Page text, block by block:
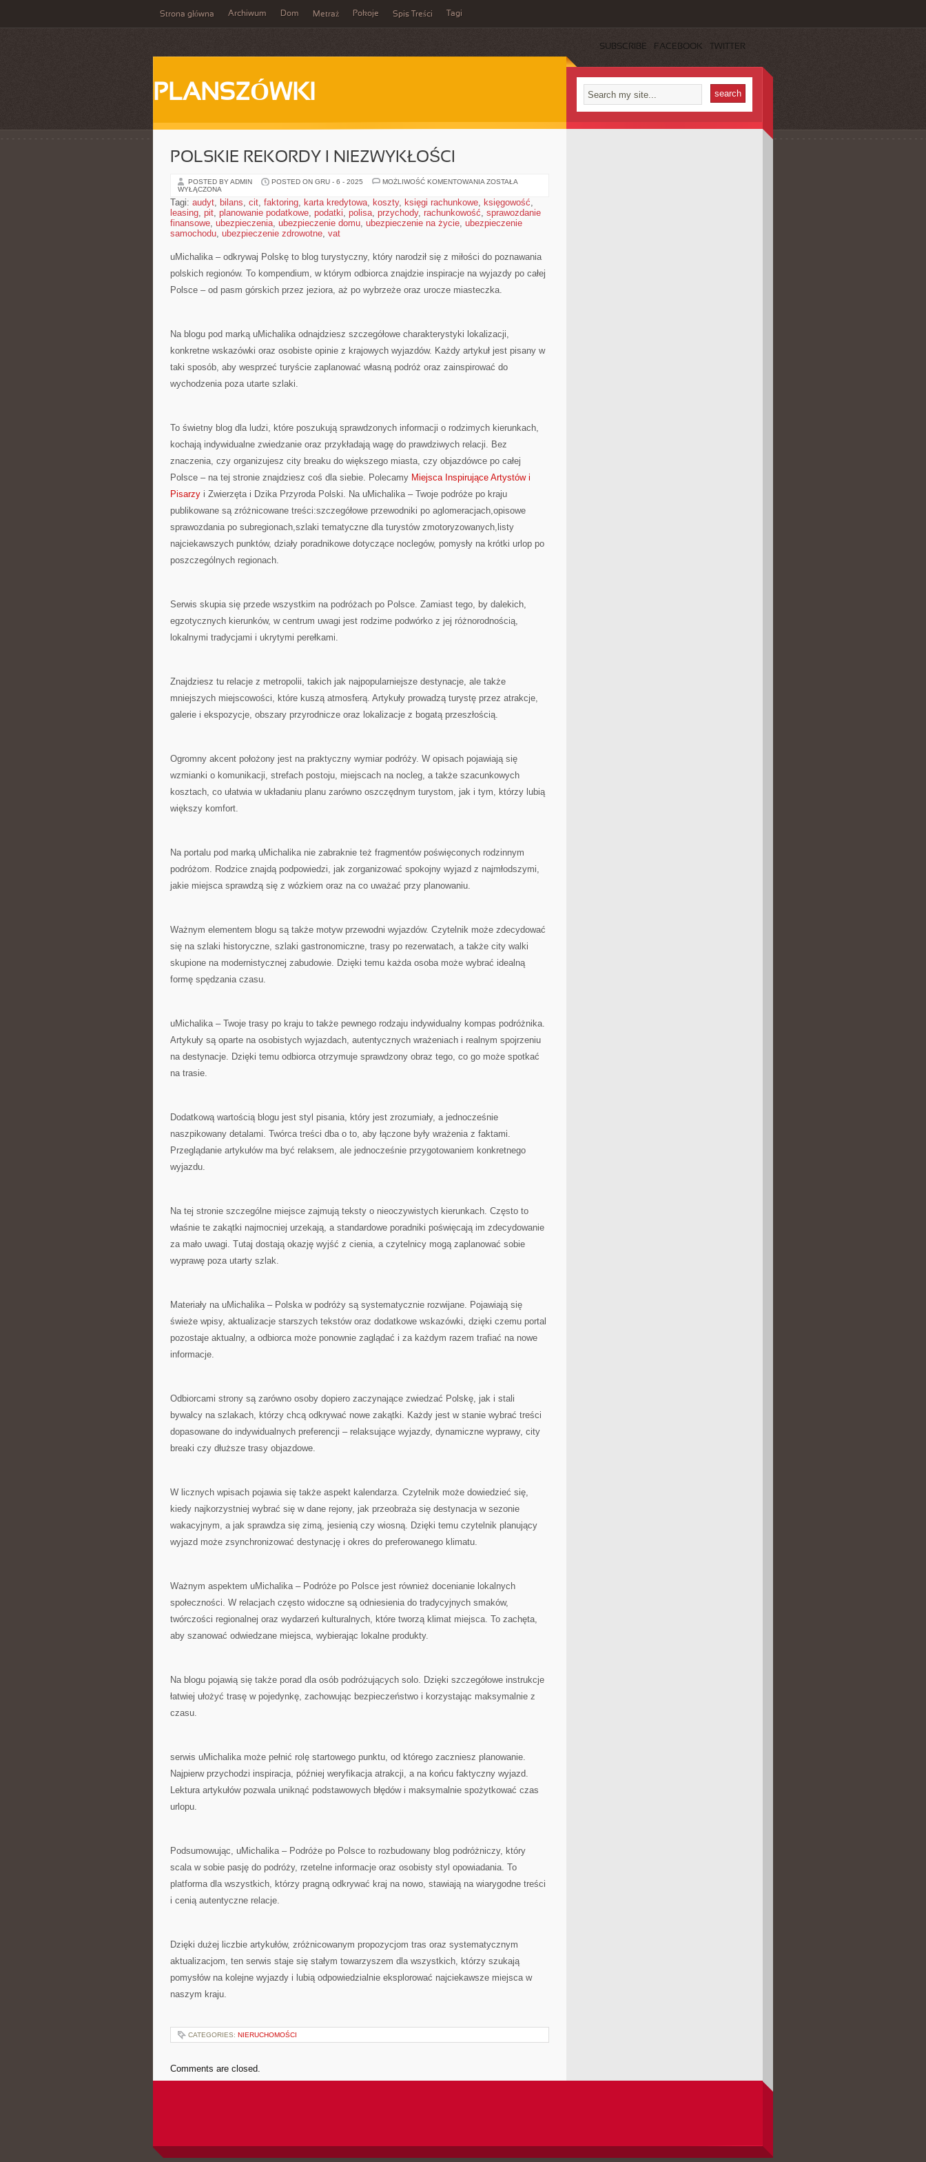
Strona główna Archiwum Dom Metraż Pokoje Spis Treści Tagi
SUBSCRIBE FACEBOOK TWITTER
PLANSZÓWKI
POLSKIE REKORDY I NIEZWYKŁOŚCI
POSTED BY ADMIN POSTED ON GRU - 6 - 2025 MOŻLIWOŚĆ KOMENTOWANIA POLSKIE
NIEZWYKŁOŚCI
ZOSTAŁA
WYŁĄCZONA
Tagi: audyt, bilans, cit, faktoring, karta kredytowa, koszty, księgi rachunkowe, księgowość,
leasing, pit, planowanie podatkowe, podatki, polisa, przychody, rachunkowość, sprawozdanie
finansowe, ubezpieczenia, ubezpieczenie domu, ubezpieczenie na życie, ubezpieczenie
samochodu, ubezpieczenie zdrowotne, vat
uMichalika – odkrywaj Polskę to blog turystyczny, który narodził się z miłości do poznawania
polskich regionów. To kompendium, w którym odbiorca znajdzie inspiracje na wyjazdy po całej
Polsce – od pasm górskich przez jeziora, aż po wybrzeże oraz urocze miasteczka.
Na blogu pod marką uMichalika odnajdziesz szczegółowe charakterystyki lokalizacji,
konkretne wskazówki oraz osobiste opinie z krajowych wyjazdów. Każdy artykuł jest pisany w
taki sposób, aby wesprzeć turyście zaplanować własną podróż oraz zainspirować do
wychodzenia poza utarte szlaki.
To świetny blog dla ludzi, które poszukują sprawdzonych informacji o rodzimych kierunkach,
kochają indywidualne zwiedzanie oraz przykładają wagę do prawdziwych relacji. Bez
znaczenia, czy organizujesz city breaku do większego miasta, czy objazdówce po całej
Polsce – na tej stronie znajdziesz coś dla siebie. Polecamy Miejsca Inspirujące Artystów i
Pisarzy i Zwierzęta i Dzika Przyroda Polski. Na uMichalika – Twoje podróże po kraju
publikowane są zróżnicowane treści:szczegółowe przewodniki po aglomeracjach,opisowe
sprawozdania po subregionach,szlaki tematyczne dla turystów zmotoryzowanych,listy
najciekawszych punktów, działy poradnikowe dotyczące noclegów, pomysły na krótki urlop po
poszczególnych regionach.
Serwis skupia się przede wszystkim na podróżach po Polsce. Zamiast tego, by dalekich,
egzotycznych kierunków, w centrum uwagi jest rodzime podwórko z jej różnorodnością,
lokalnymi tradycjami i ukrytymi perełkami.
Znajdziesz tu relacje z metropolii, takich jak najpopularniejsze destynacje, ale także
mniejszych miejscowości, które kuszą atmosferą. Artykuły prowadzą turystę przez atrakcje,
galerie i ekspozycje, obszary przyrodnicze oraz lokalizacje z bogatą przeszłością.
Ogromny akcent położony jest na praktyczny wymiar podróży. W opisach pojawiają się
wzmianki o komunikacji, strefach postoju, miejscach na nocleg, a także szacunkowych
kosztach, co ułatwia w układaniu planu zarówno oszczędnym turystom, jak i tym, którzy lubią
większy komfort.
Na portalu pod marką uMichalika nie zabraknie też fragmentów poświęconych rodzinnym
podróżom. Rodzice znajdą podpowiedzi, jak zorganizować spokojny wyjazd z najmłodszymi,
jakie miejsca sprawdzą się z wózkiem oraz na co uważać przy planowaniu.
Ważnym elementem blogu są także motyw przewodni wyjazdów. Czytelnik może zdecydować
się na szlaki historyczne, szlaki gastronomiczne, trasy po rezerwatach, a także city walki
skupione na modernistycznej zabudowie. Dzięki temu każda osoba może wybrać idealną
formę spędzania czasu.
uMichalika – Twoje trasy po kraju to także pewnego rodzaju indywidualny kompas podróżnika.
Artykuły są oparte na osobistych wyjazdach, autentycznych wrażeniach i realnym spojrzeniu
na destynacje. Dzięki temu odbiorca otrzymuje sprawdzony obraz tego, co go może spotkać
na trasie.
Dodatkową wartością blogu jest styl pisania, który jest zrozumiały, a jednocześnie
naszpikowany detalami. Twórca treści dba o to, aby łączone były wrażenia z faktami.
Przeglądanie artykułów ma być relaksem, ale jednocześnie przygotowaniem konkretnego
wyjazdu.
Na tej stronie szczególne miejsce zajmują teksty o nieoczywistych kierunkach. Często to
właśnie te zakątki najmocniej urzekają, a standardowe poradniki poświęcają im zdecydowanie
za mało uwagi. Tutaj dostają okazję wyjść z cienia, a czytelnicy mogą zaplanować sobie
wyprawę poza utarty szlak.
Materiały na uMichalika – Polska w podróży są systematycznie rozwijane. Pojawiają się
świeże wpisy, aktualizacje starszych tekstów oraz dodatkowe wskazówki, dzięki czemu portal
pozostaje aktualny, a odbiorca może ponownie zaglądać i za każdym razem trafiać na nowe
informacje.
Odbiorcami strony są zarówno osoby dopiero zaczynające zwiedzać Polskę, jak i stali
bywalcy na szlakach, którzy chcą odkrywać nowe zakątki. Każdy jest w stanie wybrać treści
dopasowane do indywidualnych preferencji – relaksujące wyjazdy, dynamiczne wyprawy, city
breaki czy dłuższe trasy objazdowe.
W licznych wpisach pojawia się także aspekt kalendarza. Czytelnik może dowiedzieć się,
kiedy najkorzystniej wybrać się w dane rejony, jak przeobraża się destynacja w sezonie
wakacyjnym, a jak sprawdza się zimą, jesienią czy wiosną. Dzięki temu czytelnik planujący
wyjazd może zsynchronizować destynację i okres do preferowanego klimatu.
Ważnym aspektem uMichalika – Podróże po Polsce jest również docenianie lokalnych
społeczności. W relacjach często widoczne są odniesienia do tradycyjnych smaków,
twórczości regionalnej oraz wydarzeń kulturalnych, które tworzą klimat miejsca. To zachęta,
aby szanować odwiedzane miejsca, wybierając lokalne produkty.
Na blogu pojawią się także porad dla osób podróżujących solo. Dzięki szczegółowe instrukcje
łatwiej ułożyć trasę w pojedynkę, zachowując bezpieczeństwo i korzystając maksymalnie z
czasu.
serwis uMichalika może pełnić rolę startowego punktu, od którego zaczniesz planowanie.
Najpierw przychodzi inspiracja, później weryfikacja atrakcji, a na końcu faktyczny wyjazd.
Lektura artykułów pozwala uniknąć podstawowych błędów i maksymalnie spożytkować czas
urlopu.
Podsumowując, uMichalika – Podróże po Polsce to rozbudowany blog podróżniczy, który
scala w sobie pasję do podróży, rzetelne informacje oraz osobisty styl opowiadania. To
platforma dla wszystkich, którzy pragną odkrywać kraj na nowo, stawiają na wiarygodne treści
i cenią autentyczne relacje.
Dzięki dużej liczbie artykułów, zróżnicowanym propozycjom tras oraz systematycznym
aktualizacjom, ten serwis staje się stałym towarzyszem dla wszystkich, którzy szukają
pomysłów na kolejne wyjazdy i lubią odpowiedzialnie eksplorować najciekawsze miejsca w
naszym kraju.
CATEGORIES: NIERUCHOMOŚCI
Comments are closed.